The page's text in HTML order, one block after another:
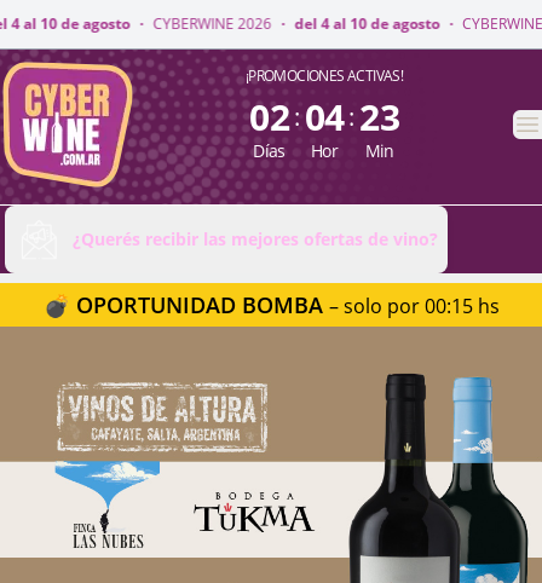
2026 · del 4 al 10 de agosto · CYBERWINE 2026 · del 4 al 10 de agosto
CyberWine ¡PROMOCIONES ACTIVAS!
02
Días
: 04
Hor
: 23
Min
¿Querés recibir las mejores ofertas de vino?
💣 OPORTUNIDAD BOMBA – solo por 00:15 hs